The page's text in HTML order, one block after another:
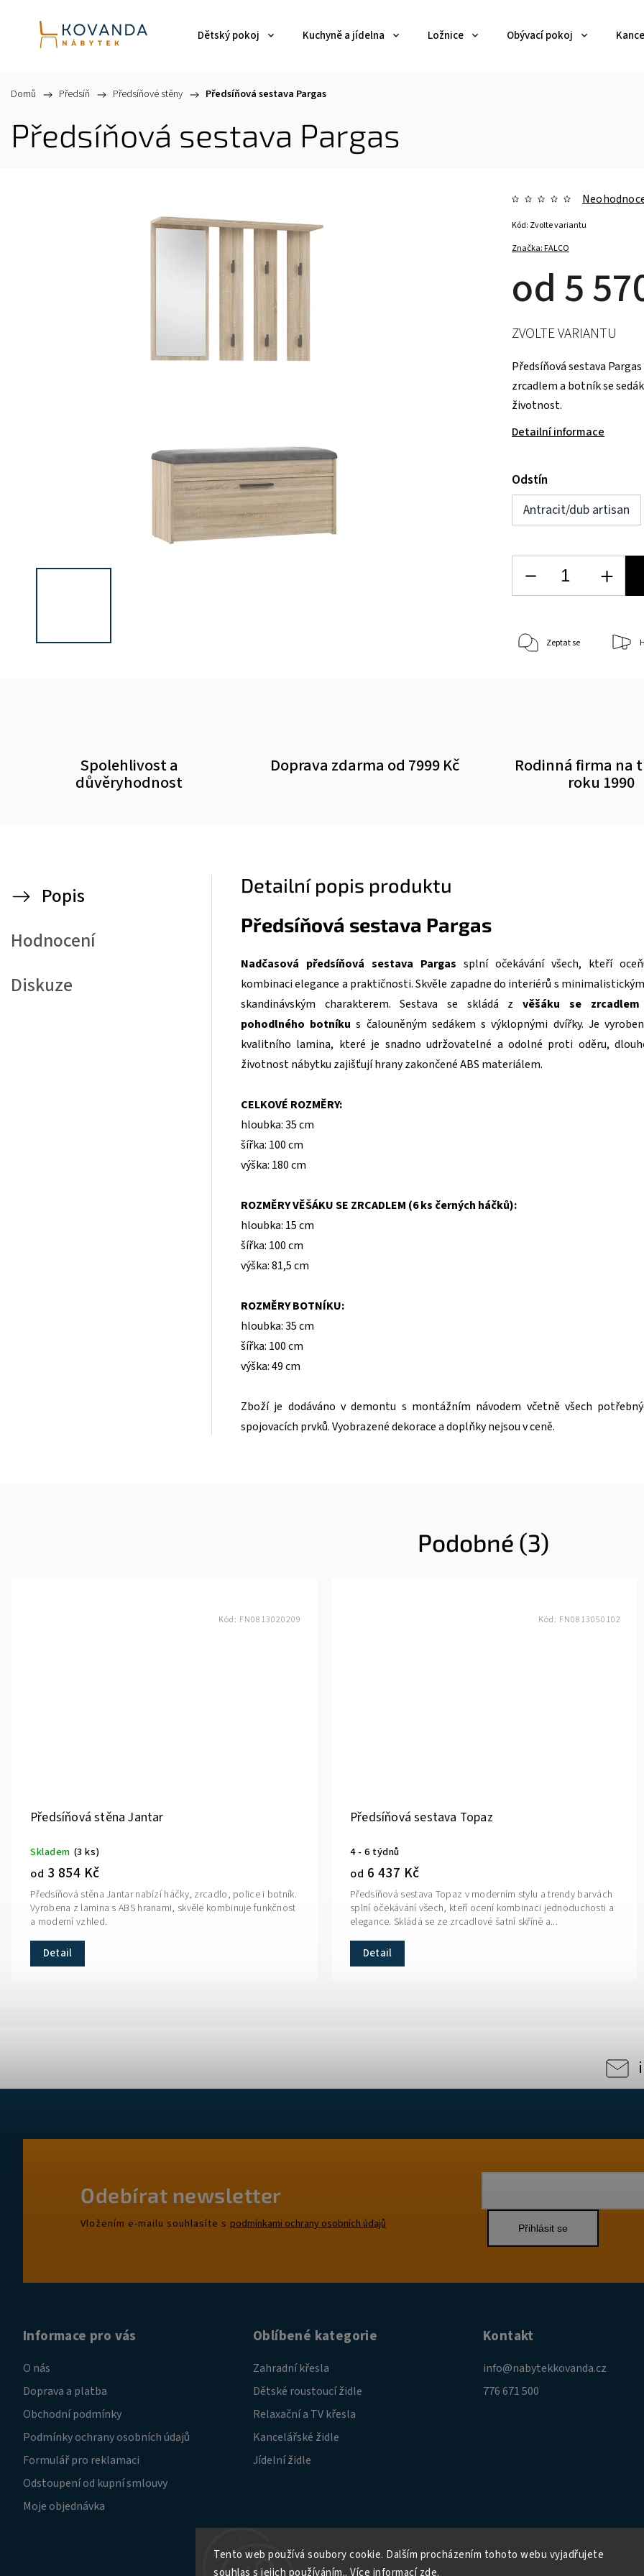
Tento web používá soubory cookie. Dalším procházením tohoto webu vyjadřujete
souhlas s jejich používáním.. Více informacízde.
Dětský pokoj Kuchyně a jídelna Ložnice Obývací pokoj
Domů / Předsíň / Předsíňové stěny / Předsíňová sestava Pargas
Předsíňová sestava Pargas
Značka:FALCO
od 5
Kód: Zvolte variantu
Předsíňová sestava
zrcadlem a botník se
životnost.
Detailní informace
Odstín
Antracit/dub artisan
ZVOLTE VARIANTU
Zeptat se
Spolehlivost a
důvěryhodnost
Doprava zdarma od 7999 Kč Rodinná firma na
roku 1990
Popis
Hodnocení
Diskuze
Detailní popis produktu
Předsíňová sestava Pargas
Nadčasová předsíňová sestava Pargas splní očekávání všech, kteří
kombinaci elegance a praktičnosti. Skvěle zapadne do interiérů s
skandinávským charakterem. Sestava se skládá zvěšáku se
pohodlného botníkus čalouněným sedákem s výklopnými dvířky. Je
kvalitního lamina, které je snadno udržovatelné a odolné proti oděru,
životnost nábytku zajišťují hrany zakončené ABS materiálem.
CELKOVÉ ROZMĚRY:
hloubka: 35 cm
šířka: 100 cm
výška: 180 cm
ROZMĚRY VĚŠÁKU SE ZRCADLEM (6 ks černých háčků):
hloubka: 15 cm
šířka: 100 cm
výška: 81,5 cm
ROZMĚRY BOTNÍKU:
hloubka: 35 cm
šířka: 100 cm
výška: 49 cm
Zboží je dodáváno v demontu s montážním návodem včetně všech
spojovacích prvků. Vyobrazené dekorace a doplňky nejsou v ceně.
Podobné (3)
Předsíňová stěna Jantar
Skladem (3 ks)
od 3 854 Kč
Detail
Předsíňová stěna Jantar nabízí háčky, zrcadlo, police i botník.
Vyrobena z lamina s ABS hranami, skvěle kombinuje funkčnost
a moderní vzhled.
Kód: FN0813020209
Předsíňová sestava Topaz
4 - 6 týdnů
od 6 437 Kč
Detail
Předsíňová sestava Topaz v moderním stylu a trendy barvách
splní očekávání všech, kteří ocení kombinaci jednoduchosti a
elegance. Skládá se ze zrcadlové šatní skříně a...
Kód: FN0813050102
Odebírat newsletter
Vložením e-mailu souhlasíte s podmínkami ochrany osobních údajů Přihlásit se
Informace pro vás
O nás
Doprava a platba
Obchodní podmínky
Podmínky ochrany osobních údajů
Formulář pro reklamaci
Odstoupení od kupní smlouvy
Moje objednávka
Oblíbené kategorie
Zahradní křesla
Dětské roustoucí židle
Relaxační a TV křesla
Kancelářské židle
Jídelní židle
Kontakt
info@nabytekkovanda.cz
776 671 500